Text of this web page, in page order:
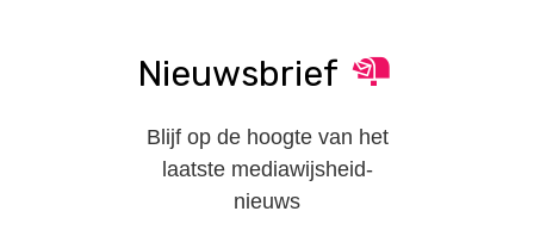
Nieuwsbrief
Blijf op de hoogte van het
laatste mediawijsheid-
nieuws